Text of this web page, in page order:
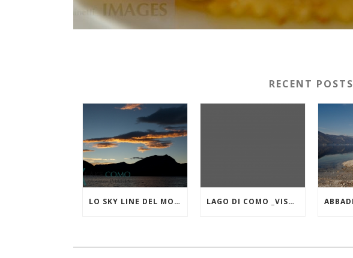
RECENT POSTS
LO SKY LINE DEL MONTE CROCIONE VISTO DA LIERNA LAGO DI COMO _VISTA DA VARENNA